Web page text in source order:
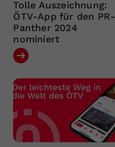
Tolle Auszeichnung:
ÖTV-App für den PR-
Panther 2024
nominiert